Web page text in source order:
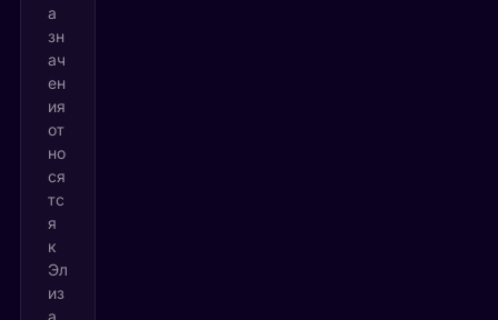
а
зн
ач
ен
ия
от
но
ся
тс
я
к
Эл
из
а